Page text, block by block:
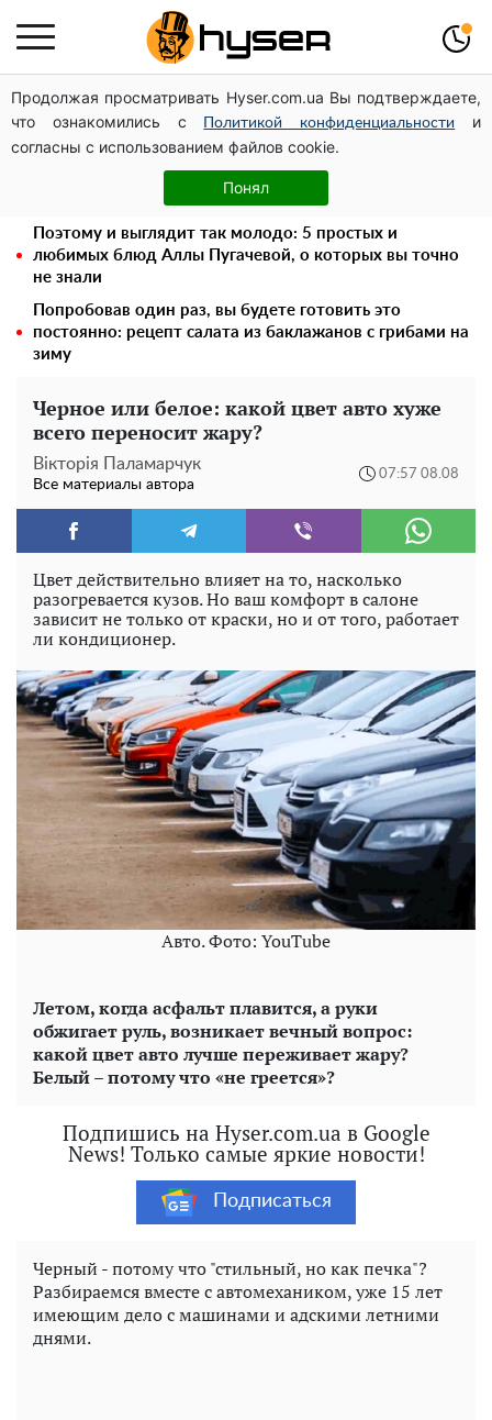
Продолжая просматривать Hyser.com.ua Вы подтверждаете,
что ознакомились с
Политикой конфиденциальности
и
согласны с использованием файлов cookie.
Понял
Дроны с наценкой: Александр Конотопский вывел
миллионы оборонного бюджета через фиктивную
фирму в Эстонии
Как участник боевых действий может оформить
льготу на оплату коммунальных услуг: инструкция
Поэтому и выглядит так молодо: 5 простых и
любимых блюд Аллы Пугачевой, о которых вы точно
не знали
Попробовав один раз, вы будете готовить это
постоянно: рецепт салата из баклажанов с грибами на
зиму
Черное или белое: какой цвет авто хуже
всего переносит жару?
Вікторія Паламарчук
Все материалы автора
07:57 08.08
Цвет действительно влияет на то, насколько
разогревается кузов. Но ваш комфорт в салоне
зависит не только от краски, но и от того, работает
ли кондиционер.
Авто. Фото: YouTube
Летом, когда асфальт плавится, а руки
обжигает руль, возникает вечный вопрос:
какой цвет авто лучше переживает жару?
Белый – потому что «не греется»?
Подпишись на Hyser.com.ua в Google
News! Только самые яркие новости!
Подписаться
Черный - потому что "стильный, но как печка"?
Разбираемся вместе с автомехаником, уже 15 лет
имеющим дело с машинами и адскими летними
днями.